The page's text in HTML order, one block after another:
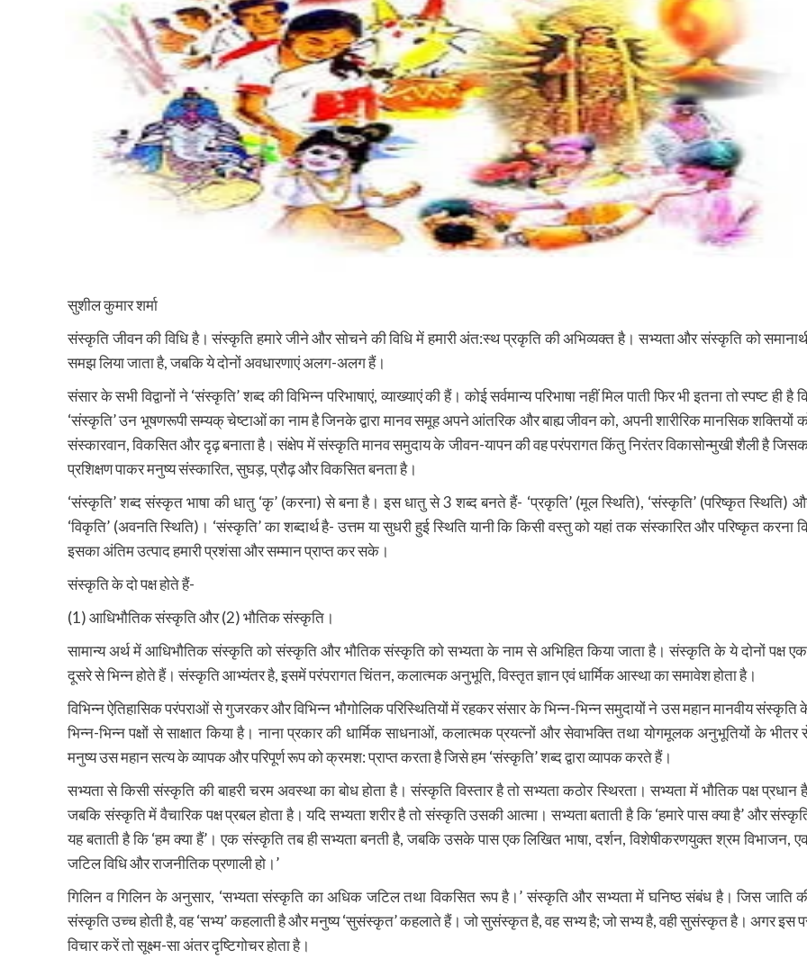
सुशील कुमार शर्मा
संस्कृति जीवन की विधि है। संस्कृति हमारे जीने और सोचने की विधि में हमारी अंत:स्थ प्रकृति की अभिव्यक्त है। सभ्यता और संस्कृति को
समझ लिया जाता है, जबकि ये दोनों अवधारणाएं अलग-अलग हैं।
संसार के सभी विद्वानों ने ‘संस्कृति’ शब्द की विभिन्न परिभाषाएं, व्याख्याएं की हैं। कोई सर्वमान्य परिभाषा नहीं मिल पाती फिर भी इतना तो स्पष्ट ही है
‘संस्कृति’ उन भूषणरूपी सम्यक् चेष्टाओं का नाम है जिनके द्वारा मानव समूह अपने आंतरिक और बाह्य जीवन को, अपनी शारीरिक मानसिक शक्तियों
संस्कारवान, विकसित और दृढ़ बनाता है। संक्षेप में संस्कृति मानव समुदाय के जीवन-यापन की वह परंपरागत किंतु निरंतर विकासोन्मुखी शैली है
प्रशिक्षण पाकर मनुष्य संस्कारित, सुघड़, प्रौढ़ और विकसित बनता है।
‘संस्कृति’ शब्द संस्कृत भाषा की धातु ‘कृ’ (करना) से बना है। इस धातु से 3 शब्द बनते हैं- ‘प्रकृति’ (मूल स्थिति), ‘संस्कृति’ (परिष्कृत स्थिति)
‘विकृति’ (अवनति स्थिति)। ‘संस्कृति’ का शब्दार्थ है- उत्तम या सुधरी हुई स्थिति यानी कि किसी वस्तु को यहां तक संस्कारित और परिष्कृत करना
इसका अंतिम उत्पाद हमारी प्रशंसा और सम्मान प्राप्त कर सके।
संस्कृति के दो पक्ष होते हैं-
(1) आधिभौतिक संस्कृति और (2) भौतिक संस्कृति।
सामान्य अर्थ में आधिभौतिक संस्कृति को संस्कृति और भौतिक संस्कृति को सभ्यता के नाम से अभिहित किया जाता है। संस्कृति के ये दोनों पक्ष
दूसरे से भिन्न होते हैं। संस्कृति आभ्यंतर है, इसमें परंपरागत चिंतन, कलात्मक अनुभूति, विस्तृत ज्ञान एवं धार्मिक आस्था का समावेश होता है।
विभिन्न ऐतिहासिक परंपराओं से गुजरकर और विभिन्न भौगोलिक परिस्थितियों में रहकर संसार के भिन्न-भिन्न समुदायों ने उस महान मानवीय संस्कृति
भिन्न-भिन्न पक्षों से साक्षात किया है। नाना प्रकार की धार्मिक साधनाओं, कलात्मक प्रयत्नों और सेवाभक्ति तथा योगमूलक अनुभूतियों के भीतर
मनुष्य उस महान सत्य के व्यापक और परिपूर्ण रूप को क्रमश: प्राप्त करता है जिसे हम ‘संस्कृति’ शब्द द्वारा व्यापक करते हैं।
सभ्यता से किसी संस्कृति की बाहरी चरम अवस्था का बोध होता है। संस्कृति विस्तार है तो सभ्यता कठोर स्थिरता। सभ्यता में भौतिक पक्ष प्रधान
जबकि संस्कृति में वैचारिक पक्ष प्रबल होता है। यदि सभ्यता शरीर है तो संस्कृति उसकी आत्मा। सभ्यता बताती है कि ‘हमारे पास क्या है’ और
यह बताती है कि ‘हम क्या हैं’। एक संस्कृति तब ही सभ्यता बनती है, जबकि उसके पास एक लिखित भाषा, दर्शन, विशेषीकरणयुक्त श्रम विभाजन,
जटिल विधि और राजनीतिक प्रणाली हो।’
गिलिन व गिलिन के अनुसार, ‘सभ्यता संस्कृति का अधिक जटिल तथा विकसित रूप है।’ संस्कृति और सभ्यता में घनिष्ठ संबंध है। जिस जाति
संस्कृति उच्च होती है, वह ‘सभ्य’ कहलाती है और मनुष्य ‘सुसंस्कृत’ कहलाते हैं। जो सुसंस्कृत है, वह सभ्य है; जो सभ्य है, वही सुसंस्कृत है। अगर इस
विचार करें तो सूक्ष्म-सा अंतर दृष्टिगोचर होता है।